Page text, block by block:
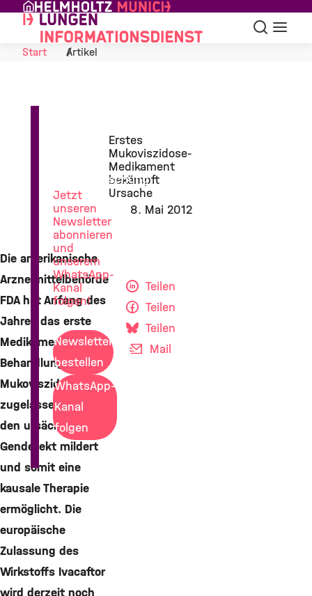
Skip to Content
Suche
Start
Artikel
Erstes
Mukoviszidose-
Medikament
bekämpft
Ursache
8. Mai 2012
Die amerikanische
Arzneimittelbehörde
FDA hat Anfang des
Jahres das erste
Medikament zur
Behandlung der
Mukoviszidose
zugelassen, das
den ursächlichen
Gendefekt mildert
und somit eine
kausale Therapie
ermöglicht. Die
europäische
Zulassung des
Wirkstoffs Ivacaftor
wird derzeit noch
Teilen
Teilen
Teilen
Mail
Lungenforschung
Jetzt
unseren
Newsletter
abonnieren
und
unserem
WhatsApp-
Kanal
folgen!
Newsletter
bestellen
WhatsApp-
Kanal
folgen